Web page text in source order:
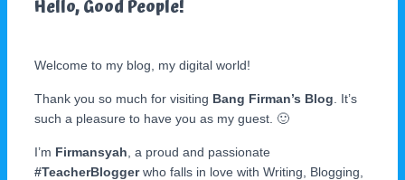
Hello, Good People!
Welcome to my blog, my digital world!
Thank you so much for visiting Bang Firman’s Blog . It’s
such a pleasure to have you as my guest. 🙂
I’m Firmansyah , a proud and passionate
#TeacherBloggerwho falls in love with Writing, Blogging,